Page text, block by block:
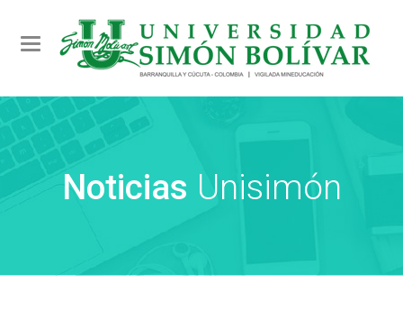
Toggle navigation
Noticias Unisimón